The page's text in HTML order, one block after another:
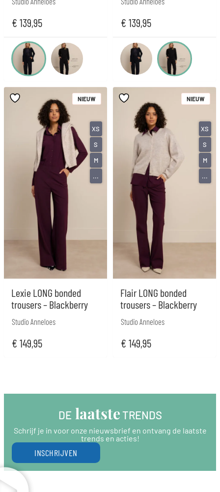
€ 139,95 € 139,95
Lexie LONG bonded
trousers – Blackberry
Studio Anneloes
€ 149,95
NIEUW
XS
S
M
...
Flair LONG bonded
trousers – Blackberry
Studio Anneloes
€ 149,95
NIEUW
XS
S
M
...
DE laatste TRENDS
Schrijf je in voor onze nieuwsbrief en ontvang de laatste
trends en acties!
INSCHRIJVEN